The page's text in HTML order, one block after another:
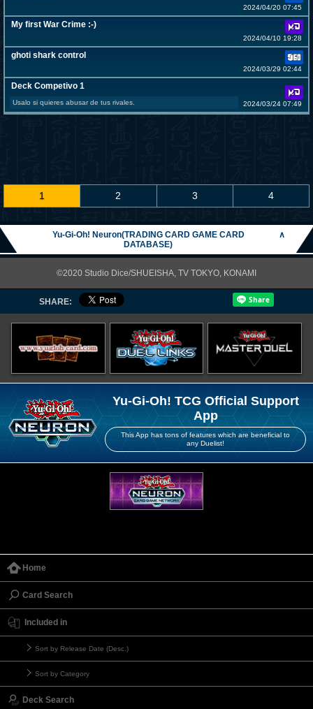
2024/04/20 07:45
My first War Crime :-)
2024/04/10 19:28
ghoti shark control
2024/03/29 02:44
Deck Competivo 1
Usalo si quieres abusar de tus rivales. 2024/03/24 07:49
1 2 3 4
Yu-Gi-Oh! Neuron(TRADING CARD GAME CARD
DATABASE)
∧
©2020 Studio Dice/SHUEISHA, TV TOKYO, KONAMI
SHARE:
Yu-Gi-Oh! TCG Official Support
App
This App has tons of features which are beneficial to
any Duelist!
Home
Card Search
Included in
Sort by Release Date (Desc.)
Sort by Category
Deck Search